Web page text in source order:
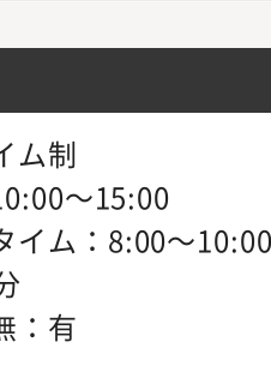
ム制
～15:00
イム：8:00～
：有